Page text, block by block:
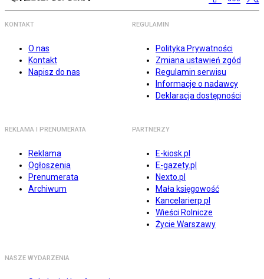
KONTAKT
O nas
Kontakt
Napisz do nas
REGULAMIN
Polityka Prywatności
Zmiana ustawień zgód
Regulamin serwisu
Informacje o nadawcy
Deklaracja dostępności
REKLAMA I PRENUMERATA
Reklama
Ogłoszenia
Prenumerata
Archiwum
PARTNERZY
E-kiosk.pl
E-gazety.pl
Nexto.pl
Mała księgowość
Kancelarierp.pl
Wieści Rolnicze
Życie Warszawy
NASZE WYDARZENIA